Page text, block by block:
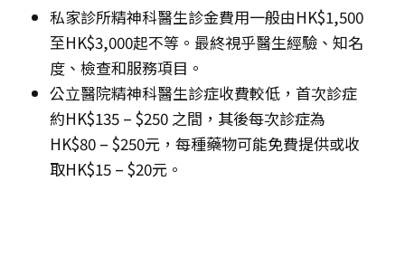
私家診所精神科醫生診金費用一般由HK$1,500
至HK$3,000起不等。最終視乎醫生經驗、知名
度、檢查和服務項目。
公立醫院精神科醫生診症收費較低，首次診症
約HK$135 – $250 之間，其後每次診症為
HK$80 – $250元，每種藥物可能免費提供或收
取HK$15 – $20元。